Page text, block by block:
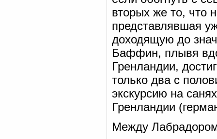
вторых же то, что
представлявшая
доходящую до
Баффин, плывя
Гренландии,
только два с
экскурсию на
Гренландии
Между